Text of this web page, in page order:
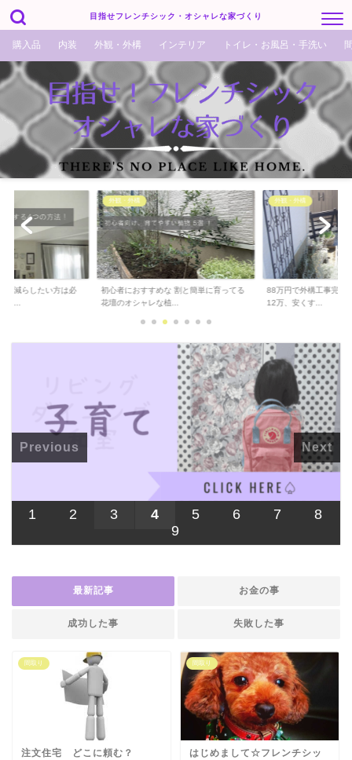
目指せフレンチシック・オシャレな家づくり
購入品 内装 外観・外構 インテリア トイレ・お風呂・手洗い
も減らしたい方は必
ら...
外観・外構
初心者におすすめな 割と簡単に育ってる
花壇のオシャレな植...
外観・外構
88万円で外構工事完了
12万、安くす...
Previous Next
1 2 3 4 5 6 7
8
9
最新記事 お金の事
成功した事 失敗した事
間取り
注文住宅 どこに頼む？
間取り
はじめまして☆フレンチシッ